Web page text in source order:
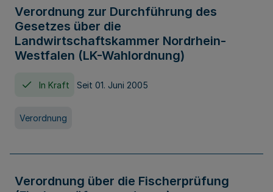
Verordnung zur Durchführung des
Gesetzes über die
Landwirtschaftskammer Nordrhein-
Westfalen (LK-Wahlordnung)
In Kraft Seit 01. Juni 2005
Verordnung
Verordnung über die Fischerprüfung